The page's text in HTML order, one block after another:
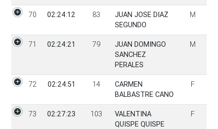
70 02:24:12 83
JUAN JOSE DIAZ
SEGUNDO
M
71 02:24:21 79
JUAN DOMINGO
SANCHEZ
PERALES
M
72 02:24:51 14
CARMEN
BALBASTRE CANO
F
73 02:27:23 103
VALENTINA
QUISPE QUISPE
F